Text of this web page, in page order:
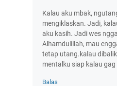
Kalau aku mbak,
mengiklaskan. Jadi,
aku kasih. Jadi wes
Alhamdulillah, mau
tetap utang.kalau
mentalku siap kalau gag
Balas